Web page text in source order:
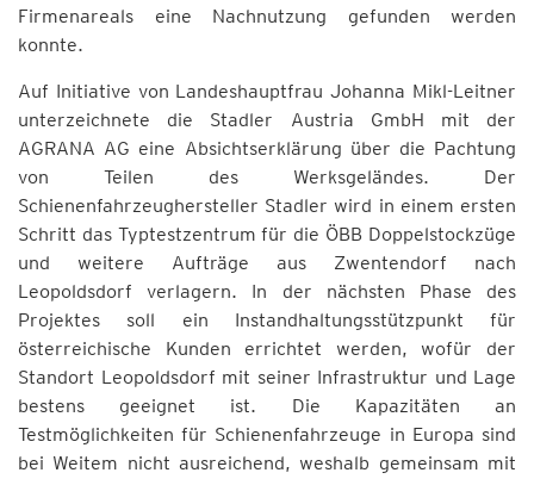
Firmenareals eine Nachnutzung gefunden werden
konnte.
Auf Initiative von Landeshauptfrau Johanna Mikl-Leitner
unterzeichnete die Stadler Austria GmbH mit der
AGRANA AG eine Absichtserklärung über die Pachtung
von Teilen des Werksgeländes. Der
Schienenfahrzeughersteller Stadler wird in einem ersten
Schritt das Typtestzentrum für die ÖBB Doppelstockzüge
und weitere Aufträge aus Zwentendorf nach
Leopoldsdorf verlagern. In der nächsten Phase des
Projektes soll ein Instandhaltungsstützpunkt für
österreichische Kunden errichtet werden, wofür der
Standort Leopoldsdorf mit seiner Infrastruktur und Lage
bestens geeignet ist. Die Kapazitäten an
Testmöglichkeiten für Schienenfahrzeuge in Europa sind
bei Weitem nicht ausreichend, weshalb gemeinsam mit